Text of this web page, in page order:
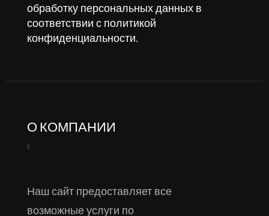
обработку персональных данных в
соответствии с политикой
конфиденциальности.
О КОМПАНИИ
Наш сайт предоставляет все
возможные услуги по